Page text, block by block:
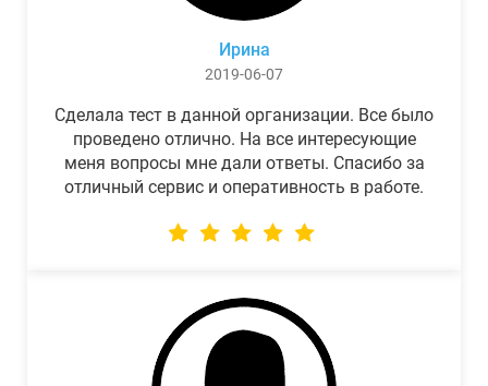
Ирина
2019-06-07
Сделала тест в данной организации. Все было
проведено отлично. На все интересующие
меня вопросы мне дали ответы. Спасибо за
отличный сервис и оперативность в работе.